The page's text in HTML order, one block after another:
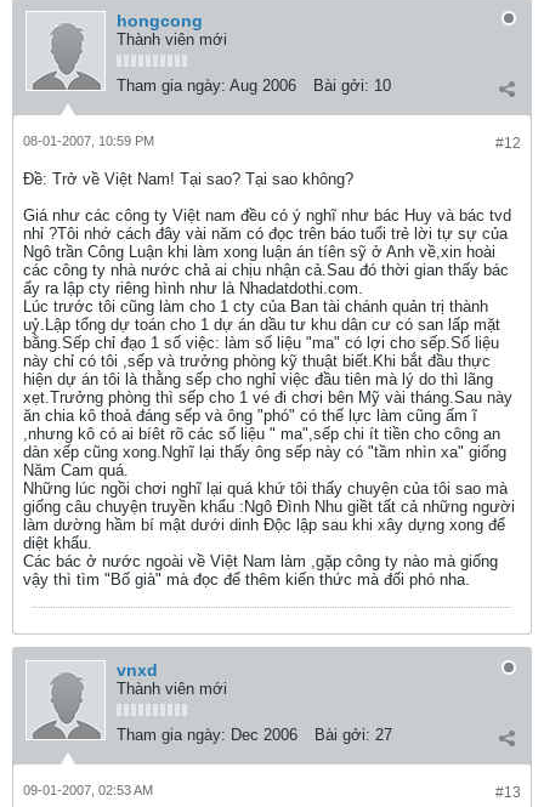
hongcong
Thành viên mới
Tham gia ngày: Aug 2006 Bài gởi: 10
#12
08-01-2007, 10:59 PM
Ðề: Trở về Việt Nam! Tại sao? Tại sao không?
Giá như các công ty Việt nam đều có ý nghĩ như bác Huy và bác tvd
nhỉ ?Tôi nhớ cách đây vài năm có đọc trên báo tuổi trẻ lời tự sự của
Ngô trần Công Luận khi làm xong luận án tíên sỹ ở Anh về,xin hoài
các công ty nhà nước chả ai chịu nhận cả.Sau đó thời gian thấy bác
ấy ra lập cty riêng hình như là Nhadatdothi.com.
Lúc trước tôi cũng làm cho 1 cty của Ban tài chánh quản trị thành
uỷ.Lập tổng dự toán cho 1 dự án dầu tư khu dân cư có san lấp mặt
bằng.Sếp chỉ đạo 1 số việc: làm số liệu "ma" có lợi cho sếp.Số liệu
này chỉ có tôi ,sếp và trưởng phòng kỹ thuật biết.Khi bắt đầu thực
hiện dự án tôi là thằng sếp cho nghỉ việc đầu tiên mà lý do thì lãng
xẹt.Trưởng phòng thì sếp cho 1 vé đi chơi bên Mỹ vài tháng.Sau này
ăn chia kô thoả đáng sếp và ông "phó" có thế lực làm cũng ấm ĩ
,nhưng kô có ai bíêt rõ các số liệu " ma",sếp chi ít tiền cho công an
dàn xếp cũng xong.Nghĩ lại thấy ông sếp này có "tầm nhìn xa" giống
Năm Cam quá.
Những lúc ngồi chơi nghĩ lại quá khứ tôi thấy chuyện của tôi sao mà
giống câu chuyện truyền khẩu :Ngô Đình Nhu giềt tất cả những người
làm dường hầm bí mật dưới dinh Độc lập sau khi xây dựng xong để
diệt khẩu.
Các bác ở nước ngoài về Việt Nam làm ,gặp công ty nào mà giống
vậy thì tìm "Bố già" mà đọc để thêm kiến thức mà đối phó nha.
vnxd
Thành viên mới
Tham gia ngày: Dec 2006 Bài gởi: 27
#13
09-01-2007, 02:53 AM